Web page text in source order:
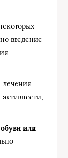
введение
лечения
или